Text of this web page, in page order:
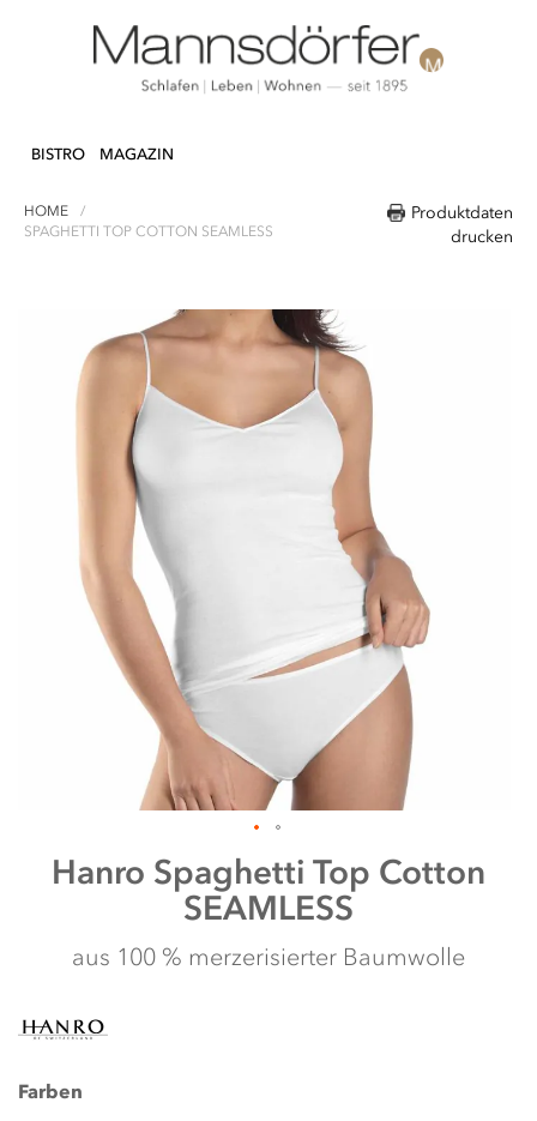
zum
BISTRO MAGAZIN
Produktdaten
drucken
HOME
SPAGHETTI TOP COTTON SEAMLESS
Bildergalerie
Anfang
springen
Hanro Spaghetti Top Cotton
SEAMLESS
aus 100 % merzerisierter Baumwolle
Farben